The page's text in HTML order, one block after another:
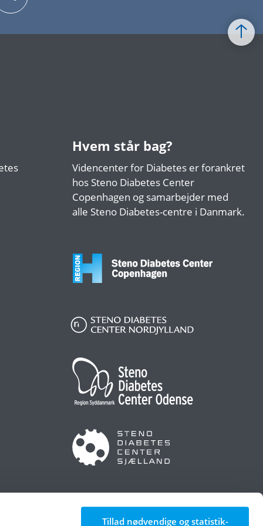
Tillad nødvendige og statistik-
Hvem står bag?
Videncenter for Diabetes er forankret
hos Steno Diabetes Center
Copenhagen og samarbejder med
alle Steno Diabetes-centre i Danmark.